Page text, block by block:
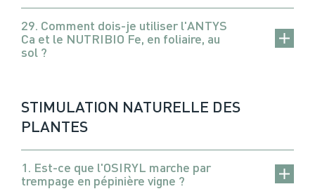
29. Comment dois-je utiliser l'ANTYS
Ca et le NUTRIBIO Fe, en foliaire, au
sol ?
STIMULATION NATURELLE DES
PLANTES
1. Est-ce que l'OSIRYL marche par
trempage en pépinière vigne ?